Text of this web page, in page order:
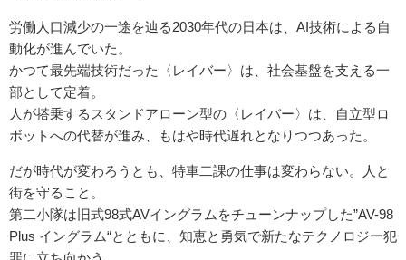
労働人口減少の一途を辿る2030年代の日本は、AI技術による自
動化が進んでいた。
かつて最先端技術だった〈レイバー〉は、社会基盤を支える一
部として定着。
人が搭乗するスタンドアローン型の〈レイバー〉は、自立型ロ
ボットへの代替が進み、もはや時代遅れとなりつつあった。
だが時代が変わろうとも、特車二課の仕事は変わらない。人と
街を守ること。
第二小隊は旧式98式AVイングラムをチューンナップした”AV-98
Plus イングラム“とともに、知恵と勇気で新たなテクノロジー犯